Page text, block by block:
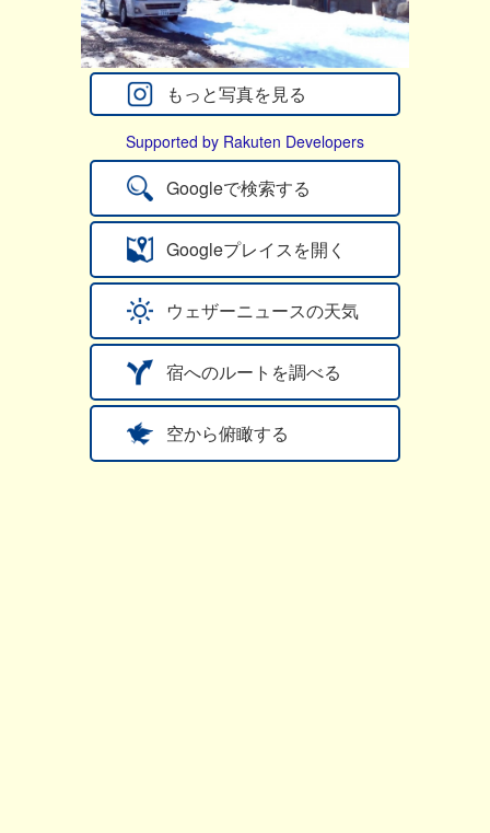
Supported by Rakuten Developers
Googleで検索する
Googleプレイスを開く
ウェザーニュースの天気
宿へのルートを調べる
空から俯瞰する
もっと写真を見る